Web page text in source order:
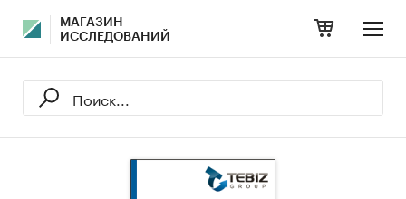
МАГАЗИН
ИССЛЕДОВАНИЙ